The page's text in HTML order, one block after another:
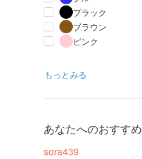
ブラック
ブラウン
ピンク
もっとみる
あなたへのおすすめ
sora439